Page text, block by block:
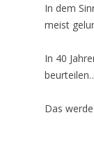
In dem
meist
In 40
Das